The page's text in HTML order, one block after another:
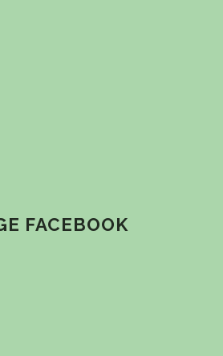
FACEBOOK